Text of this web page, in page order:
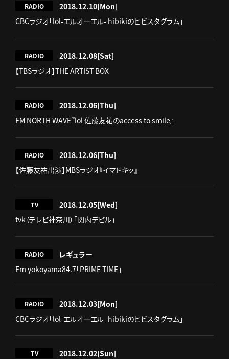
RADIO 2018.12.10[Mon]
CBCラジオ「lol-エルオーエル- hibikiのヒビスタグラム」
RADIO 2018.12.08[Sat]
【TBSラジオ】THE ARTIST BOX
RADIO 2018.12.06[Thu]
FM NORTH WAVE『lol 佐藤友祐のaccess to smile』
RADIO 2018.12.06[Thu]
【佐藤友祐出演】MBSラジオ『イマドキッ』
TV 2018.12.05[Wed]
tvk（テレビ神奈川）「関内デビル」
RADIO
レギュラー
Fm yokoyama84.7「PRIME TIME」
RADIO 2018.12.03[Mon]
CBCラジオ「lol-エルオーエル- hibikiのヒビスタグラム」
TV 2018.12.02[Sun]